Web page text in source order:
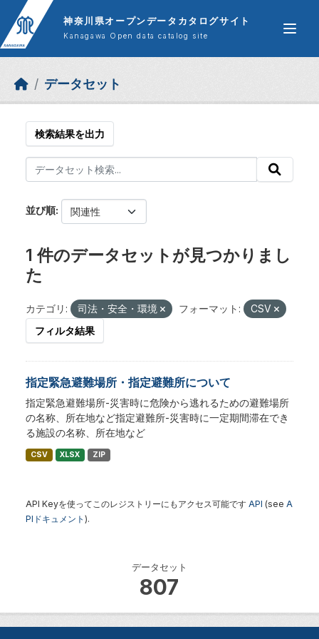
Skip to main content
神奈川県オープンデータカタログサイト
Kanagawa Open data catalog site
データセット
データセット
807
検索結果を出力
並び順
1 件のデータセットが見つかりまし
た
カテゴリ: 司法・安全・環境 フォーマット:
CSV
フィルタ結果
指定緊急避難場所・指定避難所について
指定緊急避難場所-災害時に危険から逃れるための避難場所
の名称、所在地など指定避難所-災害時に一定期間滞在でき
る施設の名称、所在地など
CSV XLSX ZIP
API Keyを使ってこのレジストリーにもアクセス可能です API (see A
PIドキュメント ).